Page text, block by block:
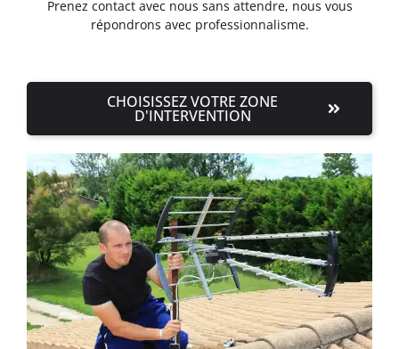
Prenez contact avec nous sans attendre, nous vous
répondrons avec professionnalisme.
CHOISISSEZ VOTRE ZONE
D'INTERVENTION